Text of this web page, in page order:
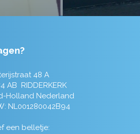
48 A
AB RIDDERKERK
Holland Nederland
NL001280042B94
een belletje: